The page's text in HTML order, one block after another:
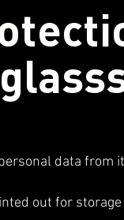
data from
out for